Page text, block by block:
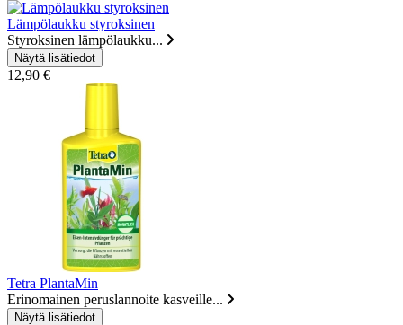
Lämpölaukku styroksinen
Styroksinen lämpölaukku...
12,90 €
Tetra PlantaMin
Erinomainen peruslannoite kasveille...